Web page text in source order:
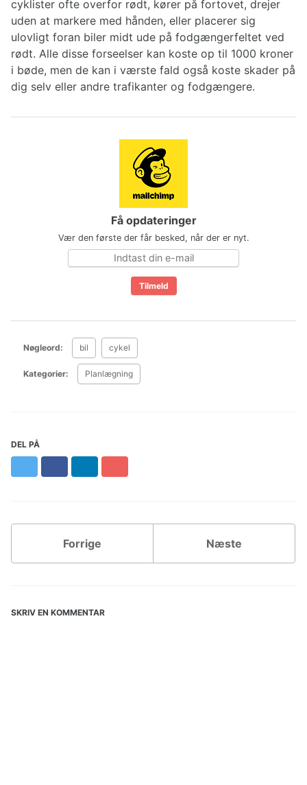
cyklister ofte overfor rødt, kører på fortovet, drejer
uden at markere med hånden, eller placerer sig
ulovligt foran biler midt ude på fodgængerfeltet ved
rødt. Alle disse forseelser kan koste op til 1000 kroner
i bøde, men de kan i værste fald også koste skader på
dig selv eller andre trafikanter og fodgængere.
Få opdateringer
Vær den første der får besked, når der er nyt.
Nøgleord: bil cykel
Kategorier: Planlægning
DEL PÅ
Forrige Næste
SKRIV EN KOMMENTAR